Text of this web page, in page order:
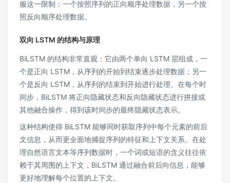
服这一限制：一个按照序列的正向顺序处理数据，另一个按
照反向顺序处理数据​。
双向 LSTM 的结构与原理
BiLSTM 的结构非常直观：它由两个单向 LSTM 层组成，一
个是正向 LSTM，从序列的开始到结束逐步处理数据；另一
个是反向 LSTM，从序列的结束到开始进行处理​。在每个时
间步，BiLSTM 将正向隐藏状态和反向隐藏状态进行拼接或
其他融合操作，得到该时间步的最终隐藏状态表示​。​
这种结构使得 BiLSTM 能够同时获取序列中每个元素的前后
文信息，从而更全面地捕捉序列的特征和上下文关系​。在处
理自然语言文本等序列数据时，一个词或短语的含义往往依
赖于其周围的上下文，BiLSTM 通过融合前后向信息，能够
更好地理解每个位置的上下文​。